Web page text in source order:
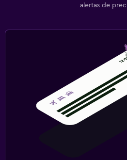
alertas de